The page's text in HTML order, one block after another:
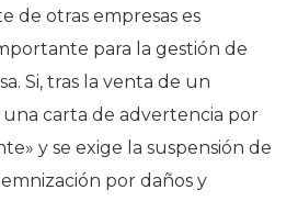
de otras empresas es
para la gestión de
Si, tras la venta de un
carta de advertencia por
y se exige la suspensión de
por daños y